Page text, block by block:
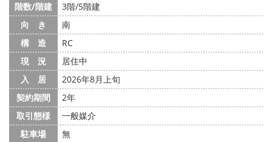
階数/階建
3階/5階建
向 き
南
構 造
RC
現 況
居住中
入 居
2026年8月上旬
契約期間
2年
取引態様
一般媒介
駐車場
無